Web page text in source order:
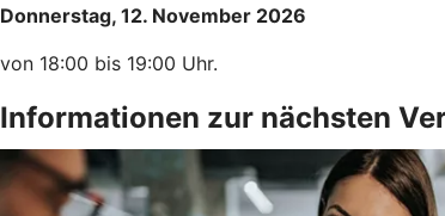
Donnerstag, 12. November 2026
von 18:00 bis 19:00 Uhr.
Informationen zur nächsten